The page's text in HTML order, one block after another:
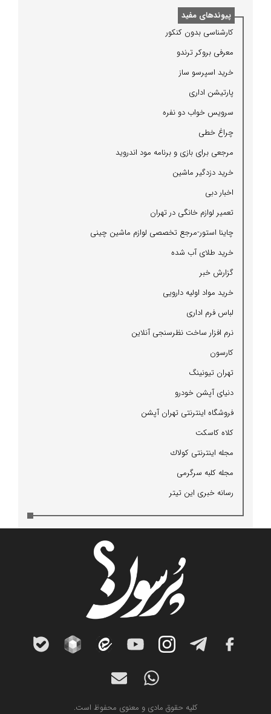
پیوندهای مفید
كارشناسی بدون كنكور
معرفی بروكر ترندو
خرید اسپرسو ساز
پارتیشن اداری
سرویس خواب دو نفره
چراغ خطی
مرجعی برای بازی و برنامه مود اندروید
خرید دزدگیر ماشین
اخبار دبی
تعمیر لوازم خانگی در تهران
چاینا استور-مرجع تخصصی لوازم ماشین چینی
خرید طلای آب شده
گزارش خبر
خرید مواد اولیه دارویی
لباس فرم اداری
نرم افزار ساخت نظرسنجی آنلاین
كارسون
تهران تیونینگ
دنیای آپشن خودرو
فروشگاه اینترنتی تهران آپشن
كلاه كاسكت
مجله اینترنتی كولاك
مجله كلبه سرگرمی
رسانه خبری این تیتر
کلیه حقوق مادی و معنوی محفوظ است.